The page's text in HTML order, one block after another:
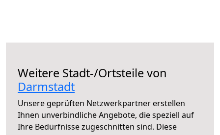
Weitere Stadt-/Ortsteile von
Darmstadt
Unsere geprüften Netzwerkpartner erstellen
Ihnen unverbindliche Angebote, die speziell auf
Ihre Bedürfnisse zugeschnitten sind. Diese